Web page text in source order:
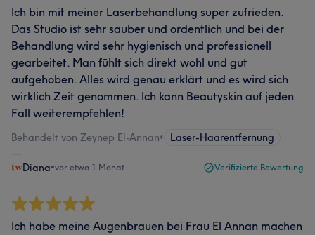
Ich bin mit meiner Laserbehandlung super zufrieden.
Das Studio ist sehr sauber und ordentlich und bei der
Behandlung wird sehr hygienisch und professionell
gearbeitet. Man fühlt sich direkt wohl und gut
aufgehoben. Alles wird genau erklärt und es wird sich
wirklich Zeit genommen. Ich kann Beautyskin auf jeden
Fall weiterempfehlen!
Behandelt von Zeynep El-Annan• Laser-Haarentfernung
Diana•vor etwa 1 Monat Verifizierte Bewertung
Ich habe meine Augenbrauen bei Frau El Annan machen